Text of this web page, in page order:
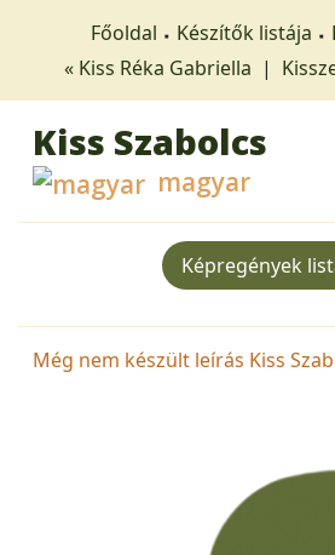
Főoldal Készítők listája
« Kiss Réka Gabriella |
Kiss Szabolcs
magyar
Képregények
Még nem készült leírás Kiss